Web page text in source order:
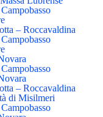
– Roccavaldina
– Roccavaldina
di Misilmeri